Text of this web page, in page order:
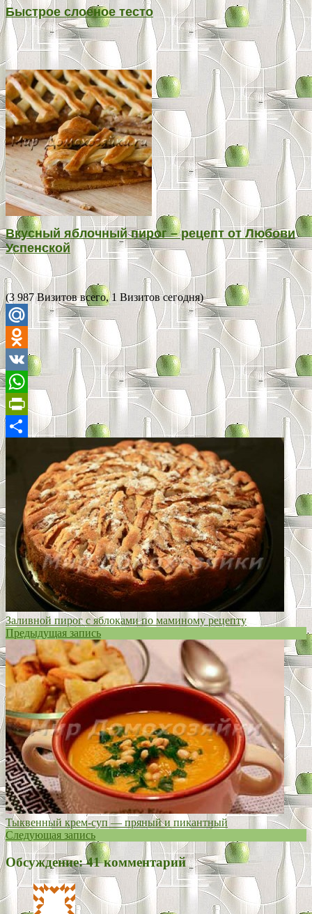
Быстрое слоеное тесто
Вкусный яблочный пирог – рецепт от Любови
Успенской
(3 987 Визитов всего, 1 Визитов сегодня)
Mail.Ru
Odnoklassniki
VK
WhatsApp
PrintFriendly
Заливной пирог с яблоками по маминому рецепту
Предыдущая запись
Тыквенный крем-суп — пряный и пикантный
Следующая запись
Обсуждение: 41 комментарий